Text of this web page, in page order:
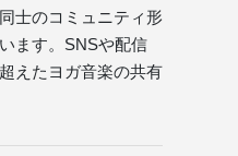
士のコミュニティ形
ます。SNSや配信
えたヨガ音楽の共有